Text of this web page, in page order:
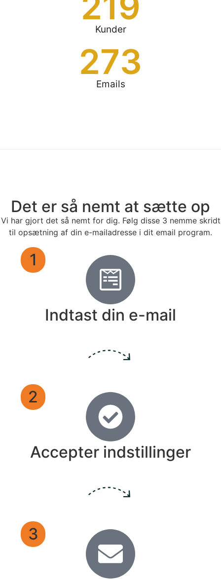
Kunder
Emails
273
Det er så nemt at sætte op
Vi har gjort det så nemt for dig. Følg disse 3 nemme skridt
til opsætning af din e-mailadresse i dit email program.
1
Indtast din e-mail
2
Accepter indstillinger
3